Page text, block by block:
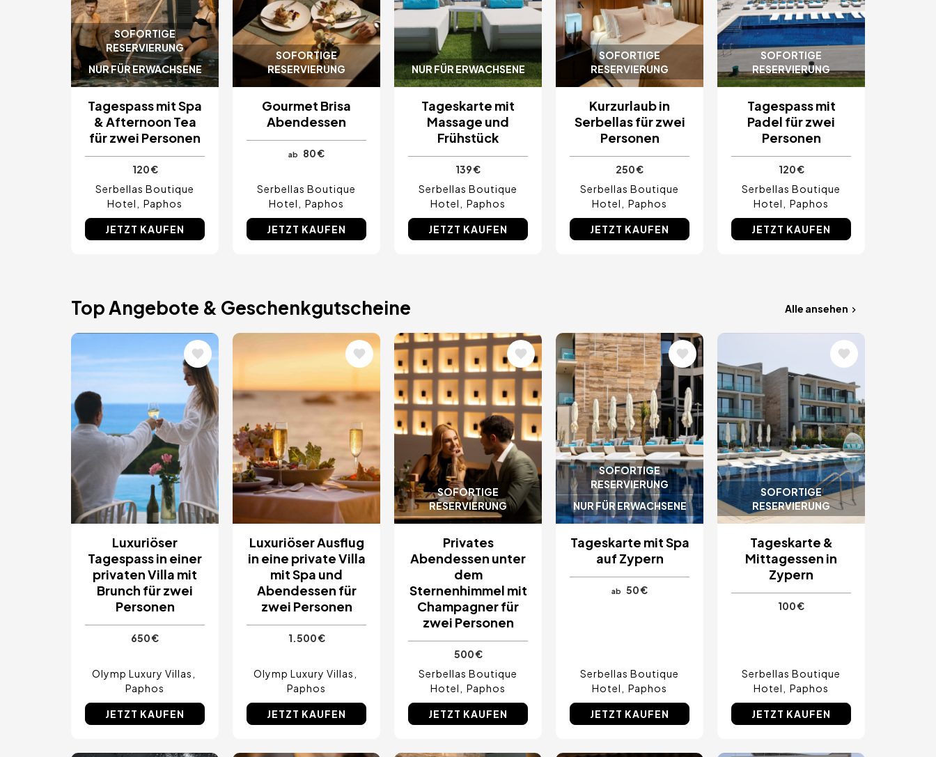
SOFORTIGE
RESERVIERUNG
NUR FÜR ERWACHSENE
Tagespass mit Spa
& Afternoon Tea
für zwei Personen
120 €
Serbellas Boutique
Hotel
Paphos
JETZT KAUFEN
SOFORTIGE
RESERVIERUNG
Gourmet Brisa
Abendessen
ab 80 €
Serbellas Boutique
Hotel
Paphos
JETZT KAUFEN
NUR FÜR ERWACHSENE
Tageskarte mit
Massage und
Frühstück
139 €
Serbellas Boutique
Hotel
Paphos
JETZT KAUFEN
SOFORTIGE
RESERVIERUNG
Kurzurlaub in
Serbellas für zwei
Personen
250 €
Serbellas Boutique
Hotel
Paphos
JETZT KAUFEN
SOFORTIGE
RESERVIERUNG
Tagespass mit
Padel für zwei
Personen
120 €
Serbellas Boutique
Hotel
Paphos
JETZT KAUFEN
Top Angebote & Geschenkgutscheine Alle ansehen
Bild
Luxuriöser
Tagespass in einer
privaten Villa mit
Brunch für zwei
Personen
650 €
Olymp Luxury Villas
Paphos
JETZT KAUFEN
Bild
Luxuriöser Ausflug
in eine private Villa
mit Spa und
Abendessen für
zwei Personen
1.500 €
Olymp Luxury Villas
Paphos
JETZT KAUFEN
SOFORTIGE
RESERVIERUNG
Bild
Privates
Abendessen unter
dem
Sternenhimmel mit
Champagner für
zwei Personen
500 €
Serbellas Boutique
Hotel
Paphos
JETZT KAUFEN
SOFORTIGE
RESERVIERUNG
NUR FÜR ERWACHSENE
Bild
Tageskarte mit Spa
auf Zypern
ab 50 €
Serbellas Boutique
Hotel
Paphos
JETZT KAUFEN
SOFORTIGE
RESERVIERUNG
Tageskarte &
Mittagessen in
Zypern
100 €
Serbellas Boutique
Hotel
Paphos
JETZT KAUFEN